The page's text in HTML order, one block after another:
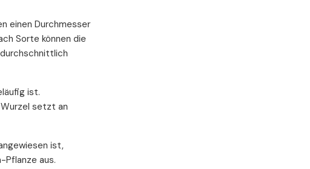
einen Durchmesser
Sorte können die
ist.
setzt an
ist,
Pflanze aus.